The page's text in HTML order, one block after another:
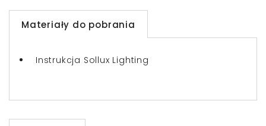
Materiały do pobrania
Instrukcja Sollux Lighting